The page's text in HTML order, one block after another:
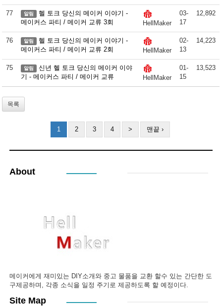
77 알림
헬 토크 당신의 메이커 이야기 -
메이커스 파티 / 메이커 교류 3회
HellMaker
03-
17
12,892
76 알림
헬 토크 당신의 메이커 이야기 -
메이커스 파티 / 메이커 교류 2회
HellMaker
02-
13
14,223
75 알림
신년 헬 토크 당신의 메이커 이야
기 - 메이커스 파티 / 메이커 교류
HellMaker
01-
15
13,523
목록
1 2 3 4 > 맨끝 ›
About
메이커에게 재미있는 DIY소개와 중고 물품을 교환 할수 있는 간단한 도
구제공하며, 각종 소식을 일정 주기로 제공하도록 할 예정이다.
Site Map